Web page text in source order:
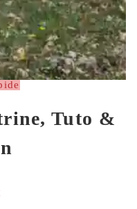
Tuto &